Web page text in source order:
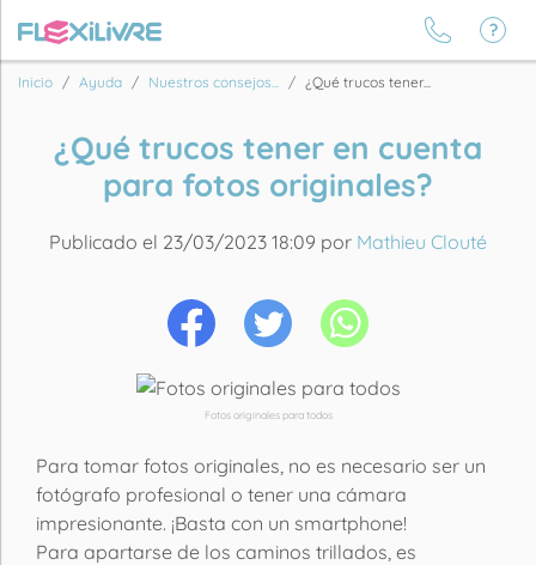
Inicio Ayuda Nuestros consejos... ¿Qué trucos tener...
¿Qué trucos tener en cuenta
para fotos originales?
Publicado el 23/03/2023 18:09 por Mathieu Clouté
Fotos originales para todos
Para tomar fotos originales, no es necesario ser un
fotógrafo profesional o tener una cámara
impresionante. ¡Basta con un smartphone!
Para apartarse de los caminos trillados, es